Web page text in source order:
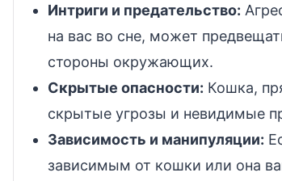
Интриги и предательство:
на вас во сне, может
стороны окружающих.
Скрытые опасности: Кошка,
скрытые угрозы и невидимые
Зависимость и манипуляции:
зависимым от кошки или она